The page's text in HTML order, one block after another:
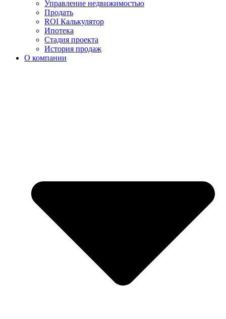
Управление недвижимостью
Продать
ROI Калькулятор
Ипотека
Стадия проекта
История продаж
О компании